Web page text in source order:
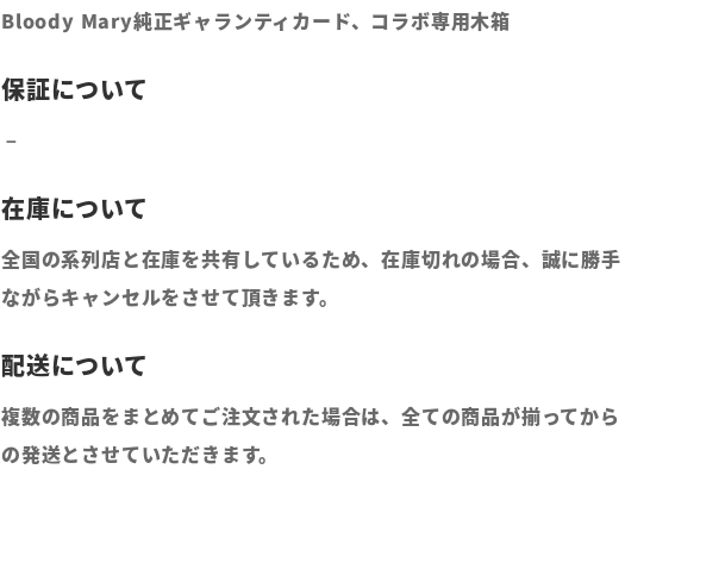
Bloody Mary純正ギャランティカード、コラボ専用木箱
全国の系列店と在庫を共有しているため、在庫切れの場合、誠に勝手
ながらキャンセルをさせて頂きます。
複数の商品をまとめてご注文された場合は、全ての商品が揃ってから
の発送とさせていただきます。